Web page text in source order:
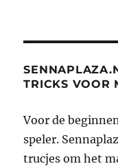
TRICKS VOOR
Voor de
speler.
trucjes om het